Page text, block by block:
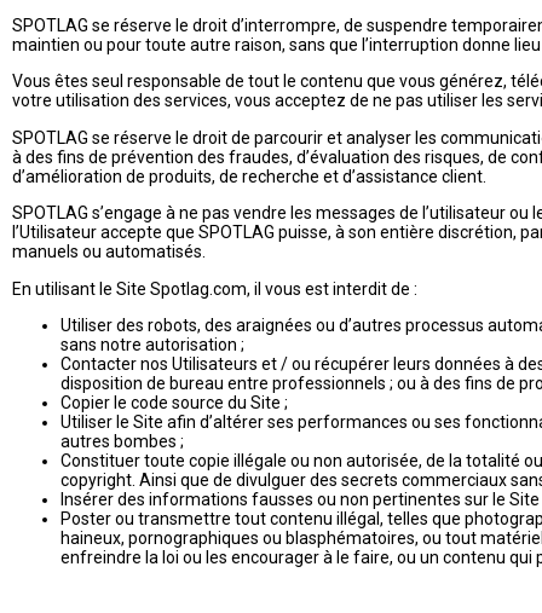
SPOTLAG se réserve le droit d’interrompre, de suspendre
maintien ou pour toute autre raison, sans que l’interruption donne
Vous êtes seul responsable de tout le contenu que vous générez,
votre utilisation des services, vous acceptez de ne pas utiliser les
SPOTLAG se réserve le droit de parcourir et analyser les
à des fins de prévention des fraudes, d’évaluation des risques, de
d’amélioration de produits, de recherche et d’assistance client.
SPOTLAG s’engage à ne pas vendre les messages de l’utilisateur
l’Utilisateur accepte que SPOTLAG puisse, à son entière discrétion,
manuels ou automatisés.
En utilisant le Site Spotlag.com, il vous est interdit de :
Utiliser des robots, des araignées ou d’autres processus
sans notre autorisation ;
Contacter nos Utilisateurs et / ou récupérer leurs données à
disposition de bureau entre professionnels ; ou à des fins de
Copier le code source du Site ;
Utiliser le Site afin d’altérer ses performances ou ses
autres bombes ;
Constituer toute copie illégale ou non autorisée, de la totalité
copyright. Ainsi que de divulguer des secrets commerciaux
Insérer des informations fausses ou non pertinentes sur le Site
Poster ou transmettre tout contenu illégal, telles que
haineux, pornographiques ou blasphématoires, ou tout
enfreindre la loi ou les encourager à le faire, ou un contenu